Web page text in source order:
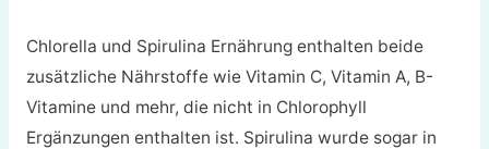
Chlorella und Spirulina Ernährung enthalten beide
zusätzliche Nährstoffe wie Vitamin C, Vitamin A, B-
Vitamine und mehr, die nicht in Chlorophyll
Ergänzungen enthalten ist. Spirulina wurde sogar in